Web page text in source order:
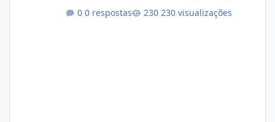
operação. Se você possui clientes ativos de
0 respostas 230 visualizações